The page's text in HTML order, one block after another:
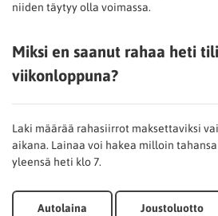
niiden täytyy olla voimassa.
Miksi en saanut rahaa heti
viikonloppuna?
Laki määrää rahasiirrot maksettaviksi
aikana. Lainaa voi hakea milloin
yleensä heti klo 7.
Autolaina Joustoluotto